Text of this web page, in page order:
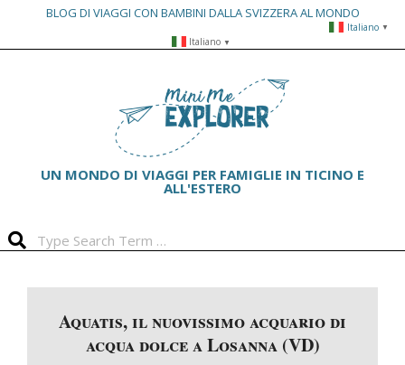
BLOG DI VIAGGI CON BAMBINI DALLA SVIZZERA AL MONDO
Italiano ▼
UN MONDO DI VIAGGI PER FAMIGLIE IN TICINO E
ALL'ESTERO
Aquatis, il nuovissimo acquario di
acqua dolce a Losanna (VD)
Italiano ▼